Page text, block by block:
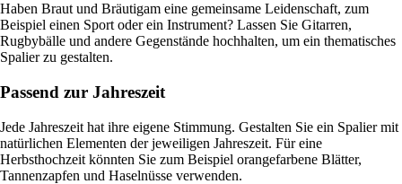
Haben Braut und Bräutigam eine gemeinsame Leidenschaft, zum
Beispiel einen Sport oder ein Instrument? Lassen Sie Gitarren,
Rugbybälle und andere Gegenstände hochhalten, um ein thematisches
Spalier zu gestalten.
Passend zur Jahreszeit
Jede Jahreszeit hat ihre eigene Stimmung. Gestalten Sie ein Spalier mit
natürlichen Elementen der jeweiligen Jahreszeit. Für eine
Herbsthochzeit könnten Sie zum Beispiel orangefarbene Blätter,
Tannenzapfen und Haselnüsse verwenden.